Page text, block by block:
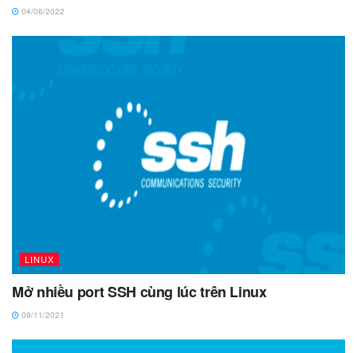
04/06/2022
LINUX
Mở nhiều port SSH cùng lúc trên Linux
09/11/2021